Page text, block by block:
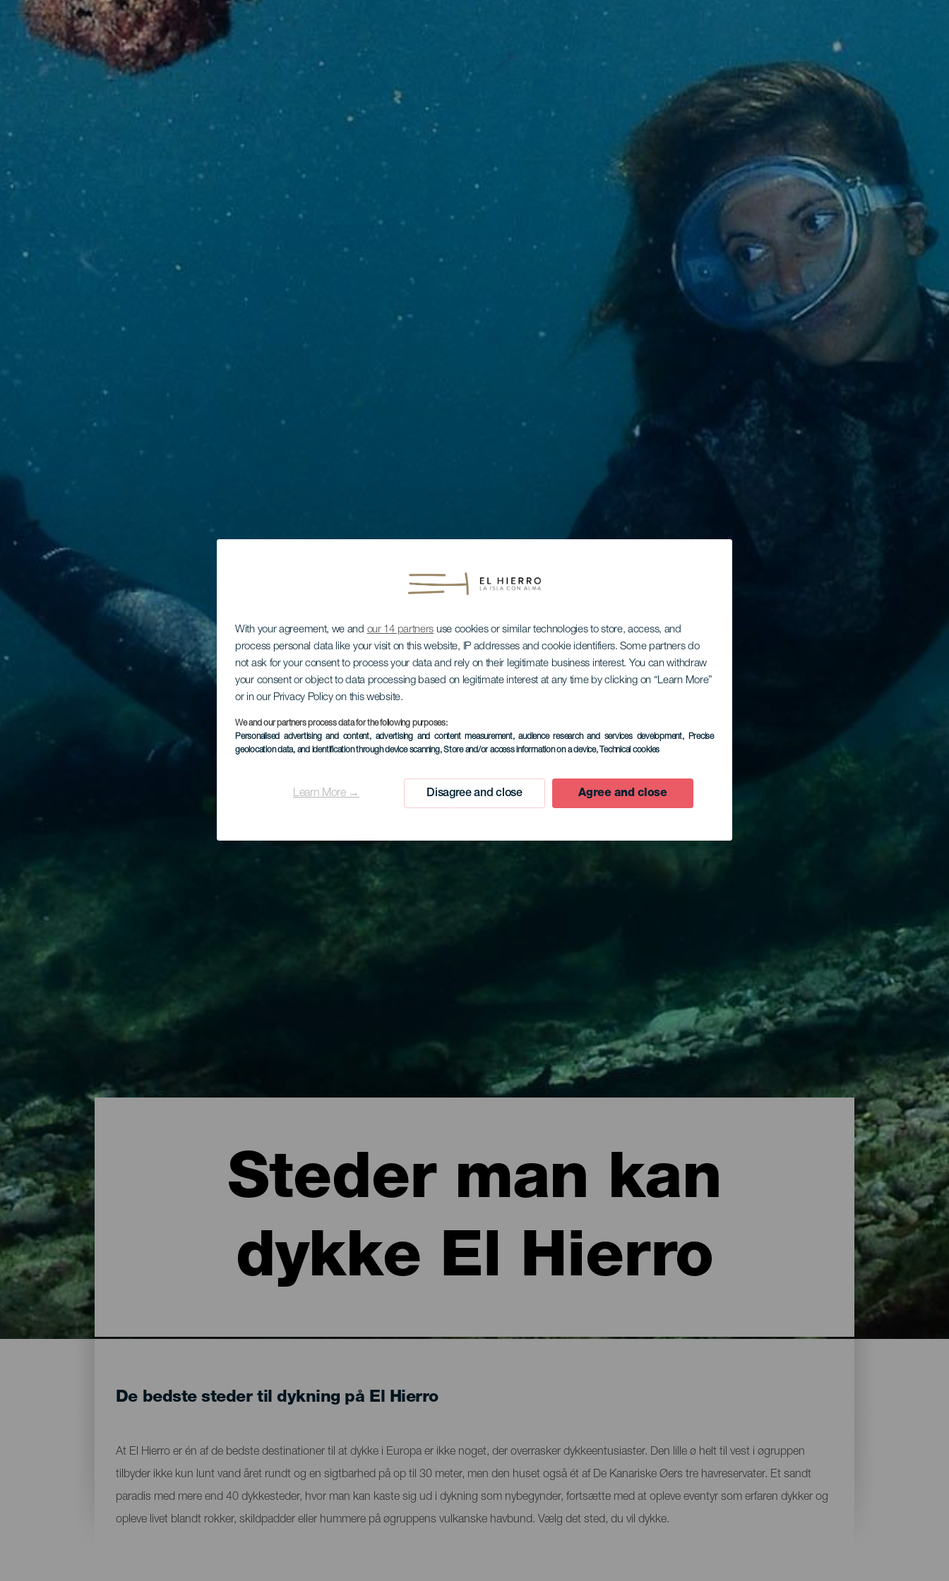
With your agreement, we and our 14 partners use cookies or similar technologies to store, access, and
process personal data like your visit on this website, IP addresses and cookie identifiers. Some partners do
not ask for your consent to process your data and rely on their legitimate business interest. You can withdraw
your consent or object to data processing based on legitimate interest at any time by clicking on “Learn More”
or in our Privacy Policy on this website.
We and our partners process data for the following purposes:
Personalised advertising and content, advertising and content measurement, audience research and services development, Precise
geolocation data, and identification through device scanning, Store and/or access information on a device, Technical cookies
Learn More → Disagree and close Agree and close
Steder man kan
dykke El Hierro
De bedste steder til dykning på El Hierro
At El Hierro er én af de bedste destinationer til at dykke i Europa er ikke noget, der overrasker dykkeentusiaster. Den lille ø helt til vest i øgruppen
tilbyder ikke kun lunt vand året rundt og en sigtbarhed på op til 30 meter, men den huset også ét af De Kanariske Øers tre havreservater. Et sandt
paradis med mere end 40 dykkesteder, hvor man kan kaste sig ud i dykning som nybegynder, fortsætte med at opleve eventyr som erfaren dykker og
opleve livet blandt rokker, skildpadder eller hummere på øgruppens vulkanske havbund. Vælg det sted, du vil dykke.